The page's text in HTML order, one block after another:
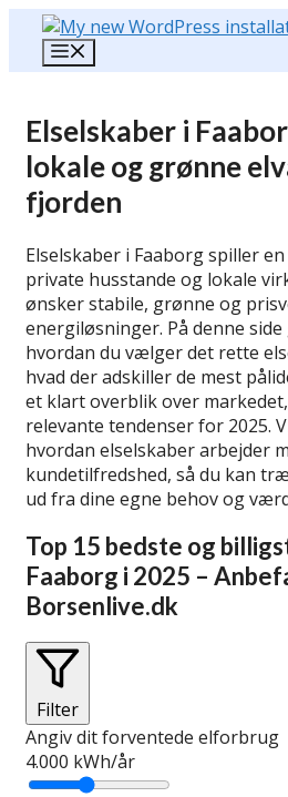
Hop
indhold
Elselskaber i
lokale og grønne
fjorden
Elselskaber i Faaborg spiller
private husstande og lokale
ønsker stabile, grønne og
energiløsninger. På denne
hvordan du vælger det rette
hvad der adskiller de mest
et klart overblik over
relevante tendenser for 2025.
hvordan elselskaber arbejder
kundetilfredshed, så du kan
ud fra dine egne behov og
Top 15 bedste og
Faaborg i 2025 –
Borsenlive.dk
Filter
Angiv dit forventede elforbrug
4.000 kWh/år